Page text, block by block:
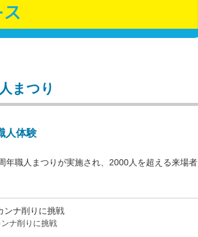
まつり
人体験
年職人まつりが実施され、2000人を超える来場者
ンナ削りに挑戦